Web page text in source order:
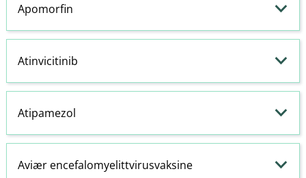
Apomorfin
Atinvicitinib
Atipamezol
Aviær encefalomyelittvirusvaksine